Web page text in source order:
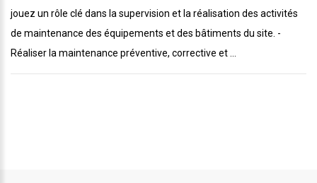
jouez un rôle clé dans la supervision et la réalisation des activités
de maintenance des équipements et des bâtiments du site. -
Réaliser la maintenance préventive, corrective et ...